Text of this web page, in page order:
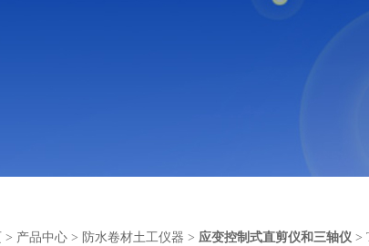
> 产品中心 > 防水卷材土工仪器 > 应变控制式直剪仪和三轴仪 >